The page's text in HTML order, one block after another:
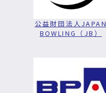
公益財団法人JAPAN
BOWLING（JB）